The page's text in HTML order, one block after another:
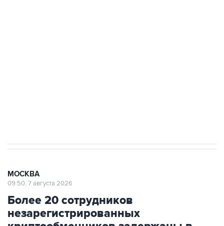
Более 20 сотрудников
незарегистрированных
криптообменников задержаны в
"Москва-Сити"